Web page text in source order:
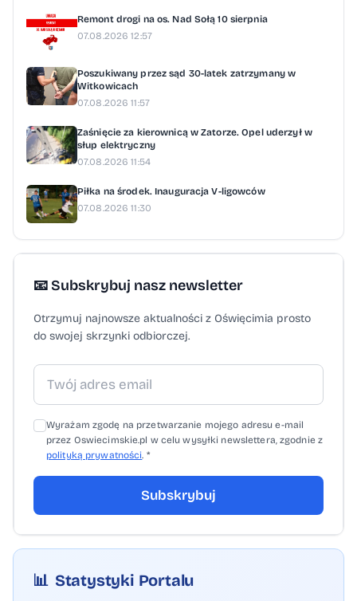
Remont drogi na os. Nad Sołą 10 sierpnia
07.08.2026 12:57
Poszukiwany przez sąd 30-latek zatrzymany w
Witkowicach
07.08.2026 11:57
Zaśnięcie za kierownicą w Zatorze. Opel uderzył w
słup elektryczny
07.08.2026 11:54
Piłka na środek. Inauguracja V-ligowców
07.08.2026 11:30
📧 Subskrybuj nasz newsletter
Otrzymuj najnowsze aktualności z Oświęcimia prosto
do swojej skrzynki odbiorczej.
Wyrażam zgodę na przetwarzanie mojego adresu e-mail
przez Oswiecimskie.pl w celu wysyłki newslettera, zgodnie z
polityką prywatności. *
Subskrybuj
📊 Statystyki Portalu